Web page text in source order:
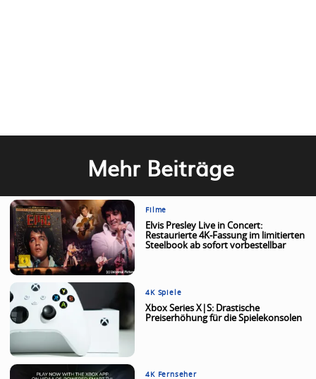
Mehr Beiträge
Filme
Elvis Presley Live in Concert:
Restaurierte 4K-Fassung im limitierten
Steelbook ab sofort vorbestellbar
4K Spiele
Xbox Series X|S: Drastische
Preiserhöhung für die Spielekonsolen
4K Fernseher